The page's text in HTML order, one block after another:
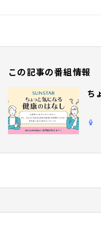
この記事の番組情報
ち